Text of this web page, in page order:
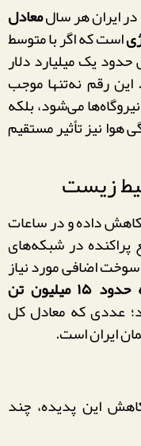
ایران هر سالمعادل
است که اگر با متوسط
یک میلیارد دلار
رقم نه‌تنها موجب
می‌شود، بلکه
هوا نیز تأثیر مستقیم
زیست
کاهش داده و در ساعات
پراکنده در شبکه‌های
اضافی مورد نیاز
سالانه حدود ۱۵ میلیون تن
عددی که معادل کل
ایران است.
این پدیده، چند